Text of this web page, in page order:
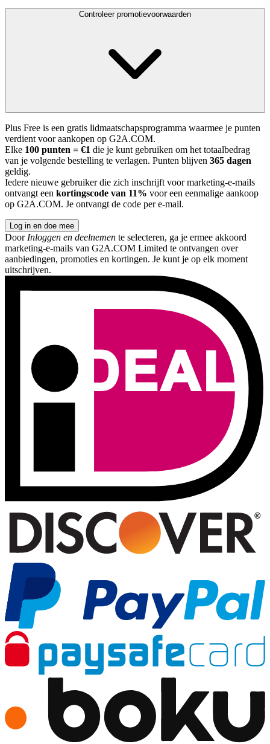
Controleer promotievoorwaarden
Plus Free is een gratis lidmaatschapsprogramma waarmee je punten
verdient voor aankopen op G2A.COM.
Elke 100 punten = €1 die je kunt gebruiken om het totaalbedrag
van je volgende bestelling te verlagen. Punten blijven 365 dagen
geldig.
Iedere nieuwe gebruiker die zich inschrijft voor marketing-e-mails
ontvangt een kortingscode van 11% voor een eenmalige aankoop
op G2A.COM. Je ontvangt de code per e-mail.
Log in en doe mee
Door Inloggen en deelnemen te selecteren, ga je ermee akkoord
marketing-e-mails van G2A.COM Limited te ontvangen over
aanbiedingen, promoties en kortingen. Je kunt je op elk moment
uitschrijven.